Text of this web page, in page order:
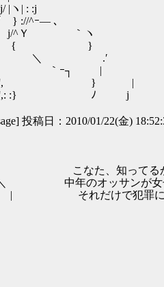
| : :j
} ://^ｰ― ､
/ j/^Ｙ ｀ヽ
＿ ﾉ ／ { }
_ｊ／ ＼ .′
: :ヽ、 ｀ｰ┐ |
', } |
ﾉ j
投稿日：2010/01/22(金)
、知ってるか
年のオッサンが女子高
それだけで犯罪にな